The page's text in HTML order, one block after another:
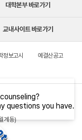
대학본부 바로가기
교내사이트 바로가기
정보고시
예결산공고
계동)